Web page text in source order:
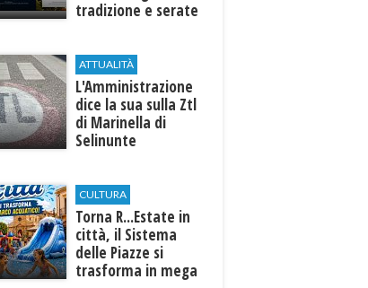
tradizione e serate
esterni
ATTUALITÀ
L'Amministrazione
dice la sua sulla Ztl
di Marinella di
Selinunte
CULTURA
Torna R...Estate in
città, il Sistema
delle Piazze si
trasforma in mega